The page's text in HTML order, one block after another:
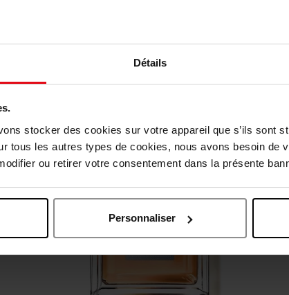
Détails
stocker des cookies sur votre appareil que s’ils sont
tous les autres types de cookies, nous avons besoin de
ou retirer votre consentement dans la présente
Personnaliser
Vous aimerez peut-être